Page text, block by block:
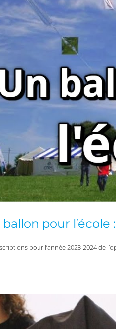
ballon pour
pour l’année 2023-2024 de